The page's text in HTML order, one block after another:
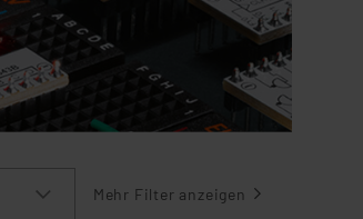
Mehr Filter anzeigen